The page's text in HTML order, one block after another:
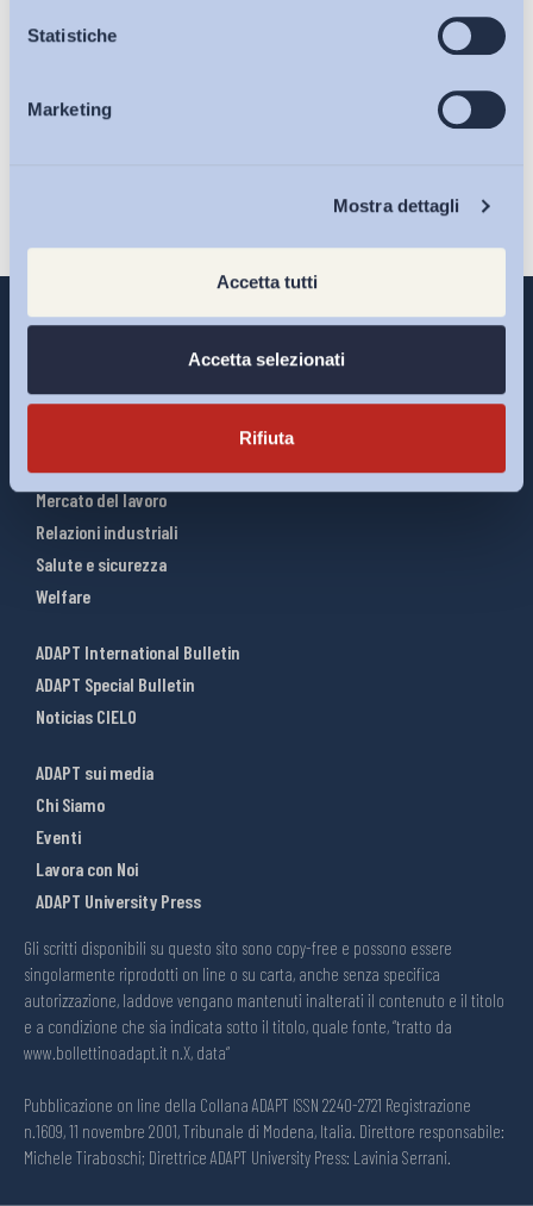
Statistiche
Marketing
Mostra dettagli
Accetta tutti
Accetta selezionati
Rifiuta
Osservatori
Eventi
Ho letto e Accetto il trattamento dei dati personali descritti
Iscriviti
Interventi ADAPT
Riforme del lavoro
Mercato del lavoro
Relazioni industriali
Salute e sicurezza
Welfare
ADAPT International Bulletin
ADAPT Special Bulletin
Noticias CIELO
ADAPT sui media
Chi Siamo
Eventi
Lavora con Noi
ADAPT University Press
Gli scritti disponibili su questo sito sono copy-free e possono essere
singolarmente riprodotti on line o su carta, anche senza specifica
autorizzazione, laddove vengano mantenuti inalterati il contenuto e il titolo
e a condizione che sia indicata sotto il titolo, quale fonte, “tratto da
www.bollettinoadapt.it n.X, data“
Pubblicazione on line della Collana ADAPT ISSN 2240-2721 Registrazione
n.1609, 11 novembre 2001, Tribunale di Modena, Italia. Direttore responsabile:
Michele Tiraboschi; Direttrice ADAPT University Press: Lavinia Serrani.